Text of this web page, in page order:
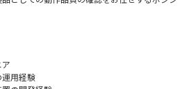
、改善等
合点フィードバック、手順書作成、必要治具
ポート等作成
作マニュアルの読解力
見
問）
ちの方
整力
ジニア
レベルでの評価を行い、最終製品としての動
です。
運用経験